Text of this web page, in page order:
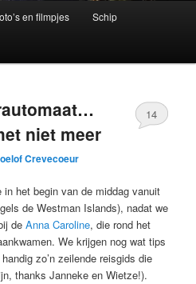
en filmpjes Schip
niet meer
Crevecoeur
14
het begin van de middag vanuit
de Westman Islands), nadat we
deAnna Caroline, die rond het
We krijgen nog wat tips
zo’n zeilende reisgids die
thanks Janneke en Wietze!).